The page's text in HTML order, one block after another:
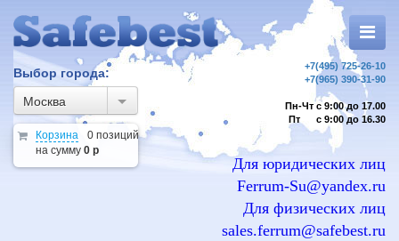
Выбор города:
Москва
Корзина
0 позиций
на сумму 0 р
+7(495) 725-26-10
+7(965) 390-31-90
Пн-Чт с 9:00 до 17.00
Пт с 9:00 до 16.30
Для юридических лиц
Ferrum-Su@yandex.ru
Для физических лиц
sales.ferrum@safebest.ru